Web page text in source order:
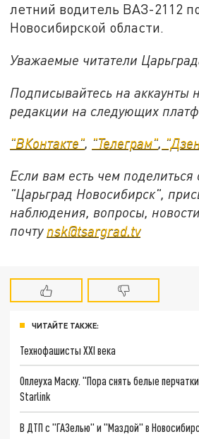
летний водитель ВАЗ-2112
Новосибирской области.
Уважаемые читатели
Подписывайтесь на аккаунты
редакции на следующих
"ВКонтакте", "Телеграм",
Если вам есть чем поделиться
"Царьград Новосибирск",
наблюдения, вопросы,
почту nsk@tsargrad.tv
ЧИТАЙТЕ ТАКЖЕ:
Технофашисты XXI века
Оплеуха Маску. "Пора снять белые
Starlink
В ДТП с "ГАЗелью" и "Маздой" в